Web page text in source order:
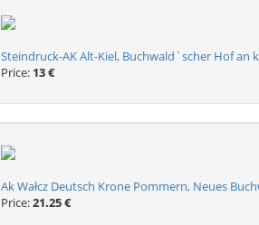
Steindruck-AK Alt-Kiel, Buchwald`scher Hof an
Price: 13 €
Ak Wałcz Deutsch Krone Pommern, Neues
Price:21.25 €